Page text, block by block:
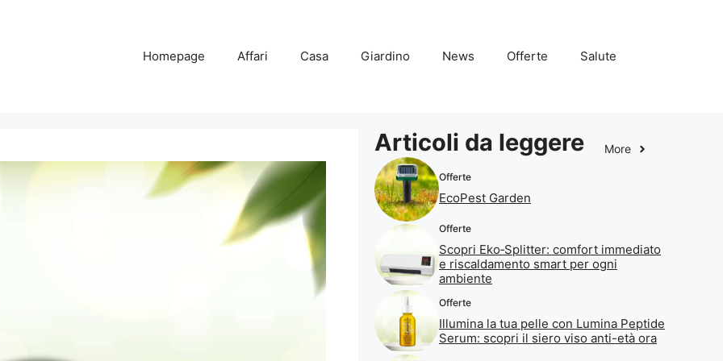
Homepage Affari Casa Giardino News Offerte Salute
Articoli da leggere More
Offerte
EcoPest Garden
Offerte
Scopri Eko‑Splitter: comfort immediato
e riscaldamento smart per ogni
ambiente
Offerte
Illumina la tua pelle con Lumina Peptide
Serum: scopri il siero viso anti-età ora